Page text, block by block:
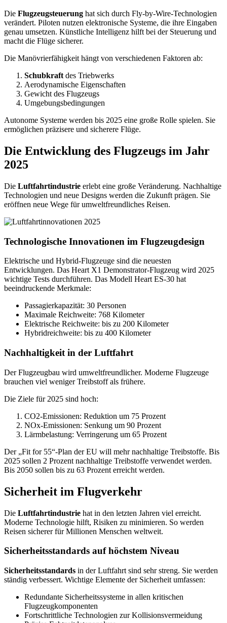
Die Flugzeugsteuerung hat sich durch Fly-by-Wire-Technologien
verändert. Piloten nutzen elektronische Systeme, die ihre Eingaben
genau umsetzen. Künstliche Intelligenz hilft bei der Steuerung und
macht die Flüge sicherer.
Die Manövrierfähigkeit hängt von verschiedenen Faktoren ab:
Schubkraft des Triebwerks
Aerodynamische Eigenschaften
Gewicht des Flugzeugs
Umgebungsbedingungen
Autonome Systeme werden bis 2025 eine große Rolle spielen. Sie
ermöglichen präzisere und sicherere Flüge.
Die Entwicklung des Flugzeugs im Jahr
2025
Die Luftfahrtindustrie erlebt eine große Veränderung. Nachhaltige
Technologien und neue Designs werden die Zukunft prägen. Sie
eröffnen neue Wege für umweltfreundliches Reisen.
Technologische Innovationen im Flugzeugdesign
Elektrische und Hybrid-Flugzeuge sind die neuesten
Entwicklungen. Das Heart X1 Demonstrator-Flugzeug wird 2025
wichtige Tests durchführen. Das Modell Heart ES-30 hat
beeindruckende Merkmale:
Passagierkapazität: 30 Personen
Maximale Reichweite: 768 Kilometer
Elektrische Reichweite: bis zu 200 Kilometer
Hybridreichweite: bis zu 400 Kilometer
Nachhaltigkeit in der Luftfahrt
Der Flugzeugbau wird umweltfreundlicher. Moderne Flugzeuge
brauchen viel weniger Treibstoff als frühere.
Die Ziele für 2025 sind hoch:
CO2-Emissionen: Reduktion um 75 Prozent
NOx-Emissionen: Senkung um 90 Prozent
Lärmbelastung: Verringerung um 65 Prozent
Der „Fit for 55“-Plan der EU will mehr nachhaltige Treibstoffe. Bis
2025 sollen 2 Prozent nachhaltige Treibstoffe verwendet werden.
Bis 2050 sollen bis zu 63 Prozent erreicht werden.
Sicherheit im Flugverkehr
Die Luftfahrtindustrie hat in den letzten Jahren viel erreicht.
Moderne Technologie hilft, Risiken zu minimieren. So werden
Reisen sicherer für Millionen Menschen weltweit.
Sicherheitsstandards auf höchstem Niveau
Sicherheitsstandards in der Luftfahrt sind sehr streng. Sie werden
ständig verbessert. Wichtige Elemente der Sicherheit umfassen:
Redundante Sicherheitssysteme in allen kritischen
Flugzeugkomponenten
Fortschrittliche Technologien zur Kollisionsvermeidung